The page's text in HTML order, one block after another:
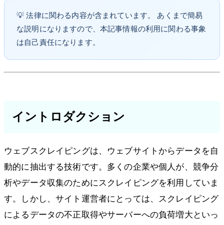
💡 法律に関わる内容が含まれています。 あくまで簡易
な説明になりますので、本記事情報の利用に関わる事象
は自己責任になります。
イントロダクション
ウェブスクレイピングは、ウェブサイトからデータを自
動的に抽出する技術です。多くの企業や個人が、競争分
析やデータ収集のためにスクレイピングを利用していま
す。しかし、サイト運営者にとっては、スクレイピング
によるデータの不正取得やサーバーへの負荷増大といっ